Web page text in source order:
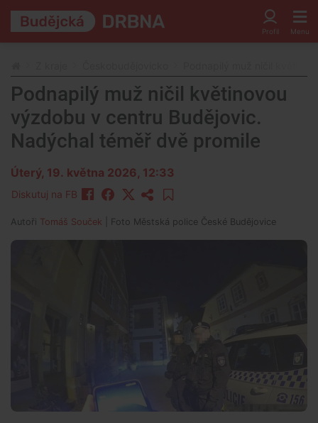
Podnapilý muž ničil květinovou
výzdobu v centru Budějovic.
Nadýchal téměř dvě promile
Úterý, 19. května 2026, 12:33
Diskutuj na FB
Autoři Tomáš Souček | Foto Městská police České Budějovice